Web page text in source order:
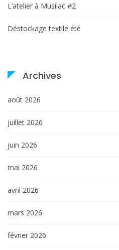
L’atelier à Musilac #2
Déstockage textile été
Archives
août 2026
juillet 2026
juin 2026
mai 2026
avril 2026
mars 2026
février 2026